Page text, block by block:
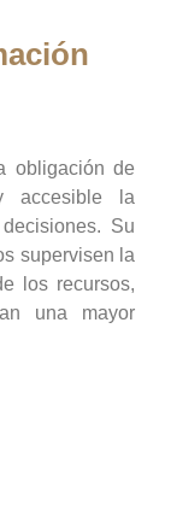
obligación de
accesible la
Su
supervisen la
los recursos,
una mayor